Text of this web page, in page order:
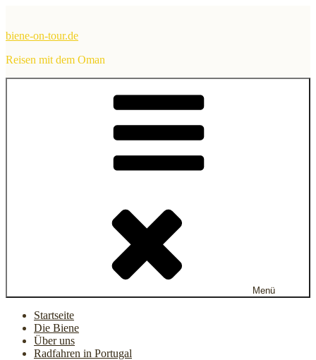
springen
biene-on-tour.de
Reisen mit dem Oman
Menü
Startseite
Die Biene
Über uns
Radfahren in Portugal